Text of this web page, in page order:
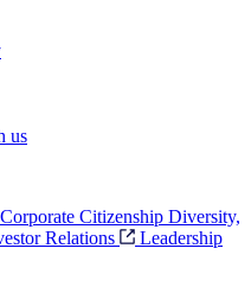
us
Corporate Citizenship Diversity,
Relations
Leadership